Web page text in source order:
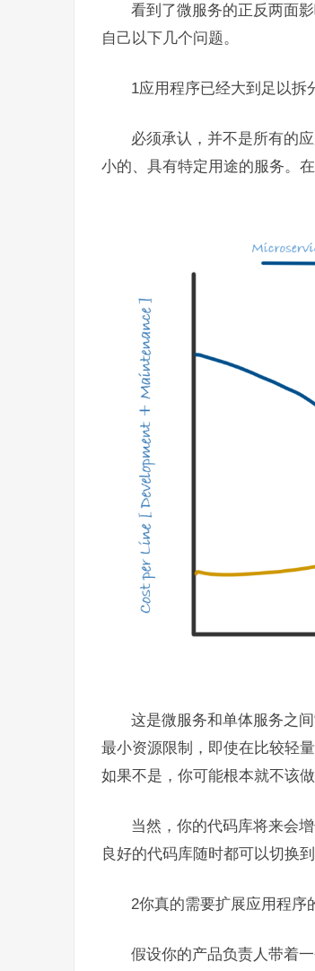
看到了微服务的正反两面
自己以下几个问题。
1应用程序已经大到足以拆
必须承认，并不是所有的
小的、具有特定用途的服务。
这是微服务和单体服务之
最小资源限制，即使在比较轻
如果不是，你可能根本就不该做
当然，你的代码库将来会
良好的代码库随时都可以切换
2你真的需要扩展应用程序
假设你的产品负责人带着